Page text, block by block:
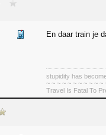
En daar train je
stupidity has
~ ~ ~ ~ ~ ~ ~ ~ ~ ~ ~
Travel Is Fatal To